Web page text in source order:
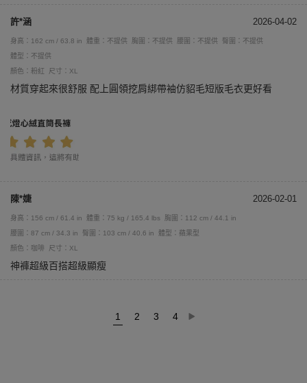
許*涵 2026-04-02
身高：162 cm / 63.8 in 體重：不提供 胸圍：不提供 腰圍：不提供
臀圍：不提供
體型：不提供
顏色：粉紅
尺寸：XL
材質穿起來很舒服 配上圓領挖肩綁帶袖仿貂毛短版毛衣更好看
陳*婕 2026-02-01
身高：156 cm / 61.4 in 體重：75 kg / 165.4 lbs
胸圍：112 cm / 44.1 in
腰圍：87 cm / 34.3 in
臀圍：103 cm / 40.6 in
體型：蘋果型
顏色：咖啡
尺寸：XL
神褲超級百搭超級顯瘦
1 2 3 4